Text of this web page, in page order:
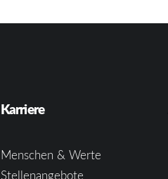
Karriere
Menschen & Werte
Stellenangebote